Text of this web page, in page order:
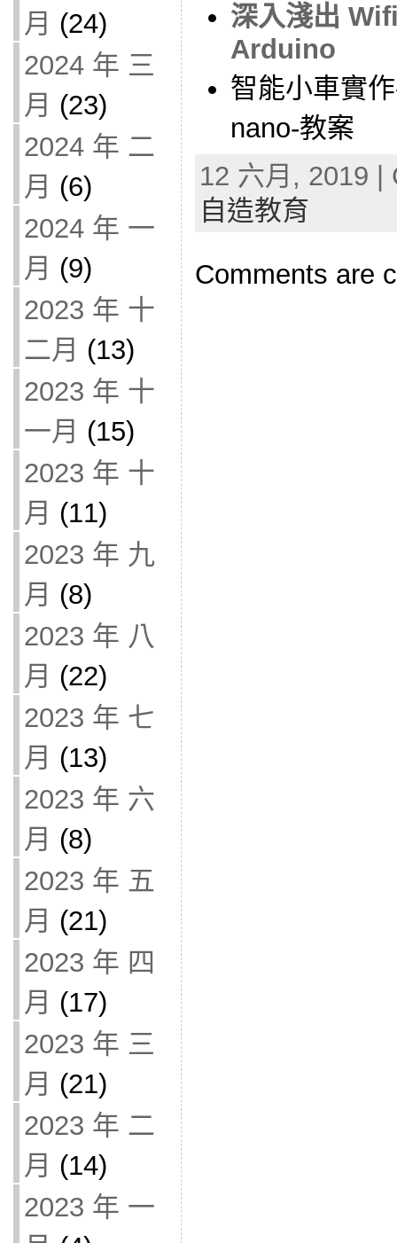
月 (24)
2024 年 三
月 (23)
2024 年 二
月 (6)
2024 年 一
月 (9)
2023 年 十
二月 (13)
2023 年 十
一月 (15)
2023 年 十
月 (11)
2023 年 九
月 (8)
2023 年 八
月 (22)
2023 年 七
月 (13)
2023 年 六
月 (8)
2023 年 五
月 (21)
2023 年 四
月 (17)
2023 年 三
月 (21)
2023 年 二
月 (14)
2023 年 一
深入淺出
Arduino
智能小車實
nano-教案
12 六月, 2019
自造教育
Comments are